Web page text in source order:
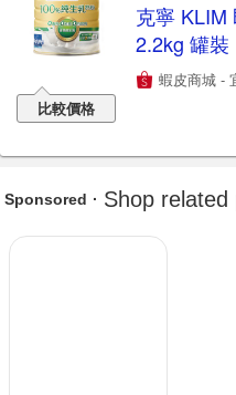
比較價格
克寧 KLIM
2.2kg 罐裝
蝦皮商城 -